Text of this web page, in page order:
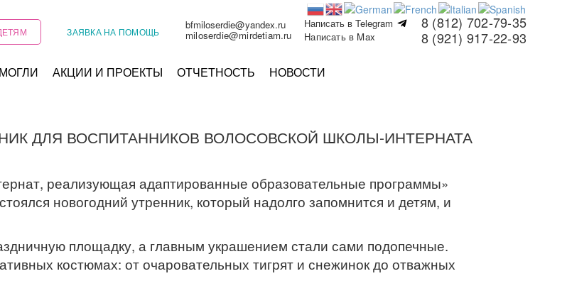
ЗАЯВКА НА ПОМОЩЬ bfmiloserdie@yandex.ru
miloserdie@mirdetiam.ru
Написать в Telegram
Написать в Max
8 (812) 702-79-35
8 (921) 917-22-93
АКЦИИ И ПРОЕКТЫ ОТЧЕТНОСТЬ НОВОСТИ
ДЛЯ ВОСПИТАННИКОВ ВОЛОСОВСКОЙ ШКОЛЫ-ИНТЕРНАТА
реализующая адаптированные образовательные программы»
новогодний утренник, который надолго запомнится и детям, и
площадку, а главным украшением стали сами подопечные.
костюмах: от очаровательных тигрят и снежинок до отважных